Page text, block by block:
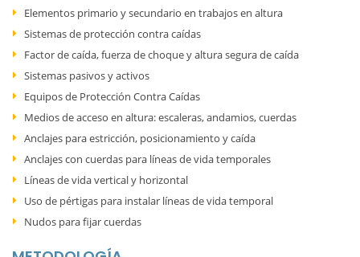
Elementos primario y secundario en trabajos en altura
Sistemas de protección contra caídas
Factor de caída, fuerza de choque y altura segura de caída
Sistemas pasivos y activos
Equipos de Protección Contra Caídas
Medios de acceso en altura: escaleras, andamios, cuerdas
Anclajes para estricción, posicionamiento y caída
Anclajes con cuerdas para líneas de vida temporales
Líneas de vida vertical y horizontal
Uso de pértigas para instalar líneas de vida temporal
Nudos para fijar cuerdas